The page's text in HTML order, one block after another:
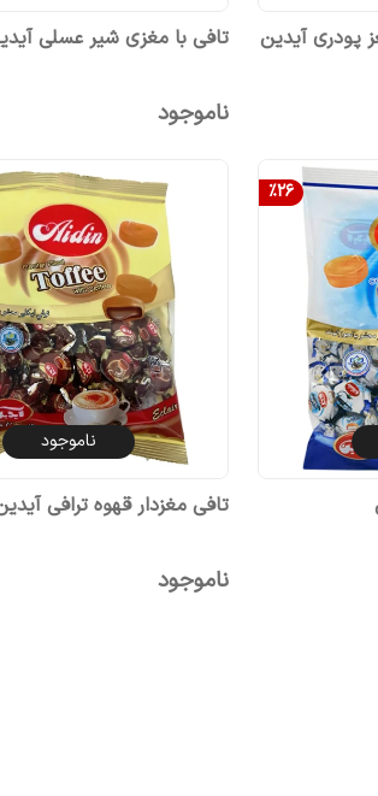
پودری آیدین تافی با مغزی شیر عسلی
ناموجود
%26
ناموجود
تافی مغزدار قهوه ترافی
ناموجود